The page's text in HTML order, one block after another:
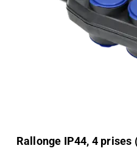
Rallonge IP44, 4 prises